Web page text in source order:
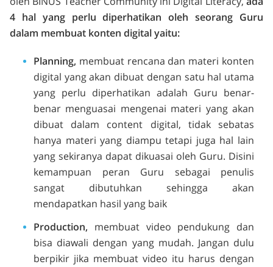
4 hal yang perlu diperhatikan oleh seorang Guru
dalam membuat konten digital yaitu:
Planning, membuat rencana dan materi konten
digital yang akan dibuat dengan satu hal utama
yang perlu diperhatikan adalah Guru benar-
benar menguasai mengenai materi yang akan
dibuat dalam content digital, tidak sebatas
hanya materi yang diampu tetapi juga hal lain
yang sekiranya dapat dikuasai oleh Guru. Disini
kemampuan peran Guru sebagai penulis
sangat dibutuhkan sehingga akan
mendapatkan hasil yang baik
Production, membuat video pendukung dan
bisa diawali dengan yang mudah. Jangan dulu
berpikir jika membuat video itu harus dengan